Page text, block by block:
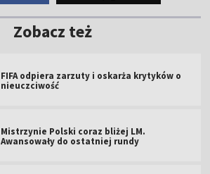
Zobacz też
FIFA odpiera zarzuty i oskarża krytyków o
nieuczciwość
Mistrzynie Polski coraz bliżej LM.
Awansowały do ostatniej rundy